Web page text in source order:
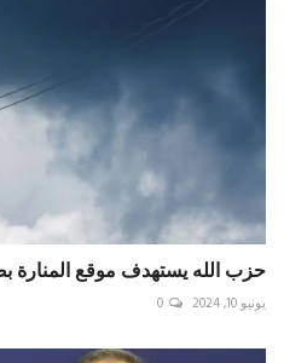
حزب الله يستهدف موقع المنارة
يونيو 10, 2024 0